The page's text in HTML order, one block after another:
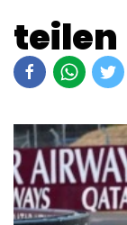
teilen